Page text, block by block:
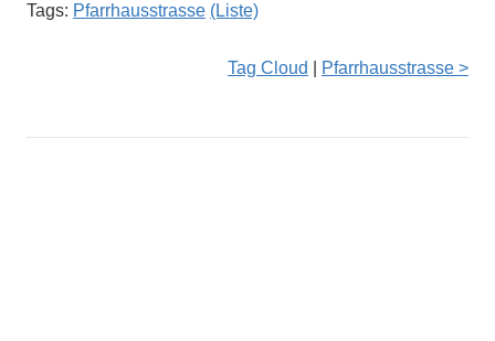
Tags: Pfarrhausstrasse (Liste)
Tag Cloud Pfarrhausstrasse >